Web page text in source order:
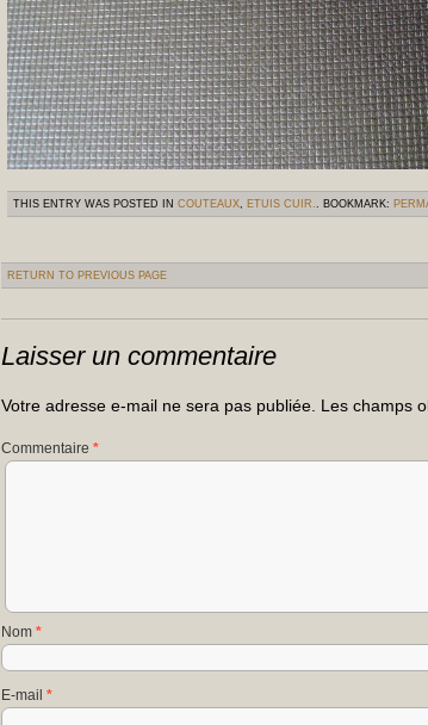
THIS ENTRY WAS POSTED IN COUTEAUX, ETUIS CUIR.. BOOKMARK:
RETURN TO PREVIOUS PAGE
Laisser un commentaire
Votre adresse e-mail ne sera pas publiée. Les champs
Commentaire *
Nom *
E-mail *